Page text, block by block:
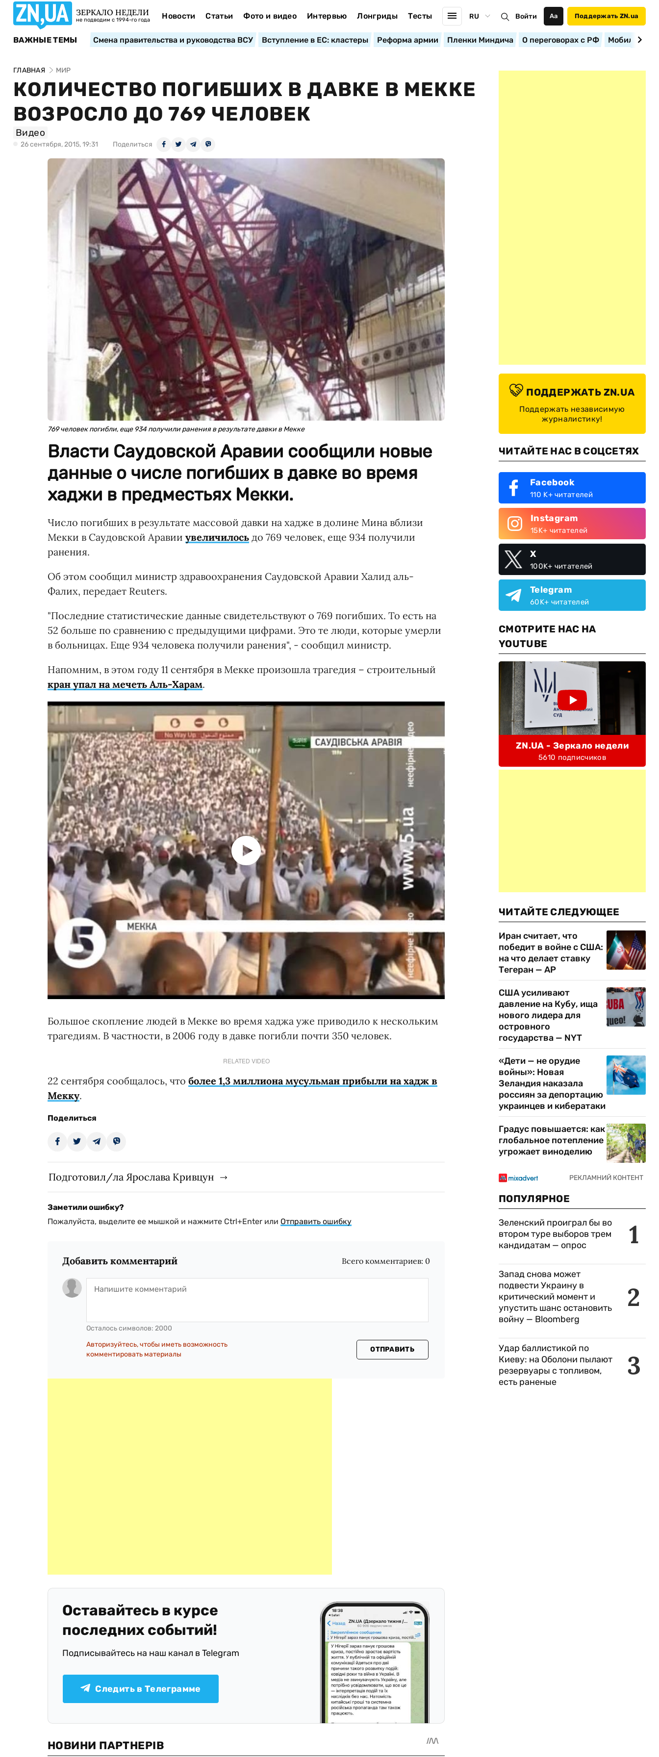
ЗЕРКАЛО НЕДЕЛИ
не подводим с 1994-го года Новости Статьи Фото и видео Интервью Лонгриды Тесты RU Войти Аа Поддержать ZN.ua
ВАЖНЫЕ ТЕМЫ Смена правительства и руководства ВСУ Вступление в ЕС: кластеры Реформа армии Пленки Миндича О переговорах с РФ
ГЛАВНАЯ МИР
КОЛИЧЕСТВО ПОГИБШИХ В ДАВКЕ В МЕККЕ
ВОЗРОСЛО ДО 769 ЧЕЛОВЕК
Видео
26 сентября, 2015, 19:31 Поделиться
769 человек погибли, еще 934 получили ранения в результате давки в Мекке
Власти Саудовской Аравии сообщили новые
данные о числе погибших в давке во время
хаджи в предместьях Мекки.
Число погибших в результате массовой давки на хадже в долине Мина вблизи
Мекки в Саудовской Аравии увеличилось до 769 человек, еще 934 получили
ранения.
Об этом сообщил министр здравоохранения Саудовской Аравии Халид аль-
Фалих, передает Reuters.
"Последние статистические данные свидетельствуют о 769 погибших. То есть на
52 больше по сравнению с предыдущими цифрами. Это те люди, которые умерли
в больницах. Еще 934 человека получили ранения", - сообщил министр.
Напомним, в этом году 11 сентября в Мекке произошла трагедия – строительный
кран упал на мечеть Аль-Харам.
Большое скопление людей в Мекке во время хаджа уже приводило к нескольким
трагедиям. В частности, в 2006 году в давке погибли почти 350 человек.
RELATED VIDEO
22 сентября сообщалось, что более 1,3 миллиона мусульман прибыли на хадж в
Мекку.
Поделиться
Подготовил/ла Ярослава Кривцун
Заметили ошибку?
Пожалуйста, выделите ее мышкой и нажмите Ctrl+Enter или Отправить ошибку
Добавить комментарий Всего комментариев: 0
Осталось символов: 2000
Авторизуйтесь, чтобы иметь возможность
комментировать материалы
ОТПРАВИТЬ
Оставайтесь в курсе
последних событий!
Подписывайтесь на наш канал в Telegram
Следить в Телеграмме
ПОДДЕРЖАТЬ ZN.UA
Поддержать независимую
журналистику!
ЧИТАЙТЕ НАС В СОЦСЕТЯХ
Facebook
110 K+ читателей
Instagram
15K+ читателей
X
100K+ читателей
Telegram
60K+ читателей
СМОТРИТЕ НАС НА
YOUTUBE
ZN.UA - Зеркало недели
5610 подписчиков
ЧИТАЙТЕ СЛЕДУЮЩЕЕ
Иран считает, что
победит в войне с США:
на что делает ставку
Тегеран — AP
США усиливают
давление на Кубу, ища
нового лидера для
островного
государства — NYT
«Дети — не орудие
войны»: Новая
Зеландия наказала
россиян за депортацию
украинцев и кибератаки
Градус повышается: как
глобальное потепление
угрожает виноделию
ПОПУЛЯРНОЕ
1
Зеленский проиграл бы во
втором туре выборов трем
кандидатам — опрос
2
Запад снова может
подвести Украину в
критический момент и
упустить шанс остановить
войну — Bloomberg
3
Удар баллистикой по
Киеву: на Оболони пылают
резервуары с топливом,
есть раненые